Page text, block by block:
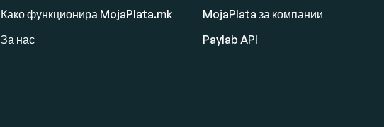
Како функционира MojaPlata.mk
За нас
MojaPlata за компании
Paylab API